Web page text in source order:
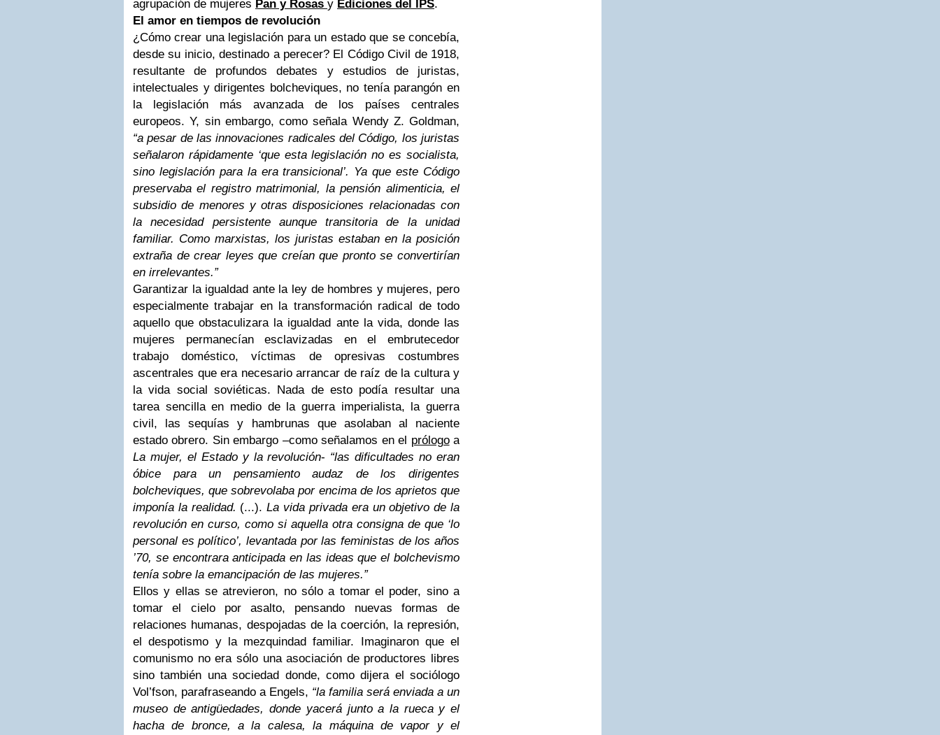
agrupación de mujeres Pan y Rosas y Ediciones del IPS.
El amor en tiempos de revolución
¿Cómo crear una legislación para un estado que se concebía,
desde su inicio, destinado a perecer? El Código Civil de 1918,
resultante de profundos debates y estudios de juristas,
intelectuales y dirigentes bolcheviques, no tenía parangón en
la legislación más avanzada de los países centrales
europeos. Y, sin embargo, como señala Wendy Z. Goldman,
“a pesar de las innovaciones radicales del Código, los juristas
señalaron rápidamente ‘que esta legislación no es socialista,
sino legislación para la era transicional’. Ya que este Código
preservaba el registro matrimonial, la pensión alimenticia, el
subsidio de menores y otras disposiciones relacionadas con
la necesidad persistente aunque transitoria de la unidad
familiar. Como marxistas, los juristas estaban en la posición
extraña de crear leyes que creían que pronto se convertirían
en irrelevantes.”
Garantizar la igualdad ante la ley de hombres y mujeres, pero
especialmente trabajar en la transformación radical de todo
aquello que obstaculizara la igualdad ante la vida, donde las
mujeres permanecían esclavizadas en el embrutecedor
trabajo doméstico, víctimas de opresivas costumbres
ascentrales que era necesario arrancar de raíz de la cultura y
la vida social soviéticas. Nada de esto podía resultar una
tarea sencilla en medio de la guerra imperialista, la guerra
civil, las sequías y hambrunas que asolaban al naciente
estado obrero. Sin embargo –como señalamos en el prólogoa
La mujer, el Estado y la revolución- “las dificultades no eran
óbice para un pensamiento audaz de los dirigentes
bolcheviques, que sobrevolaba por encima de los aprietos que
imponía la realidad. (...).La vida privada era un objetivo de la
revolución en curso, como si aquella otra consigna de que ‘lo
personal es político’, levantada por las feministas de los años
’70, se encontrara anticipada en las ideas que el bolchevismo
tenía sobre la emancipación de las mujeres.”
Ellos y ellas se atrevieron, no sólo a tomar el poder, sino a
tomar el cielo por asalto, pensando nuevas formas de
relaciones humanas, despojadas de la coerción, la represión,
el despotismo y la mezquindad familiar. Imaginaron que el
comunismo no era sólo una asociación de productores libres
sino también una sociedad donde, como dijera el sociólogo
Vol’fson, parafraseando a Engels, “la familia será enviada a un
museo de antigüedades, donde yacerá junto a la rueca y el
hacha de bronce, a la calesa, la máquina de vapor y el